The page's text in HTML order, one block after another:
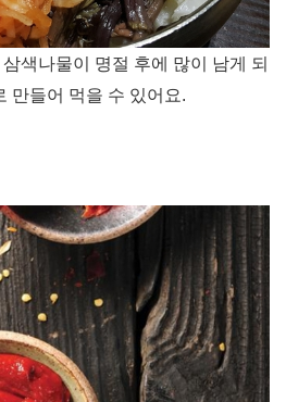
색나물이 명절 후에 많이 남게 되
만들어 먹을 수 있어요.